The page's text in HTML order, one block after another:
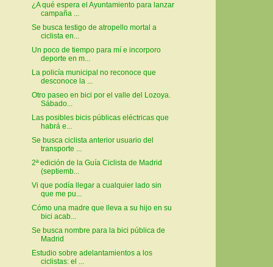
¿A qué espera el Ayuntamiento para lanzar
campaña ...
Se busca testigo de atropello mortal a
ciclista en...
Un poco de tiempo para mí e incorporo
deporte en m...
La policía municipal no reconoce que
desconoce la ...
Otro paseo en bici por el valle del Lozoya.
Sábado...
Las posibles bicis públicas eléctricas que
habrá e...
Se busca ciclista anterior usuario del
transporte ...
2ª edición de la Guía Ciclista de Madrid
(septiemb...
Vi que podía llegar a cualquier lado sin
que me pu...
Cómo una madre que lleva a su hijo en su
bici acab...
Se busca nombre para la bici pública de
Madrid
Estudio sobre adelantamientos a los
ciclistas: el ...